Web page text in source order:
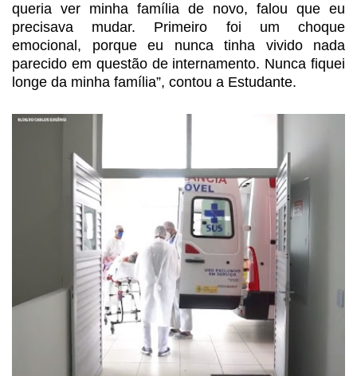
queria ver minha família de novo, falou que eu
precisava mudar. Primeiro foi um choque
emocional, porque eu nunca tinha vivido nada
parecido em questãode internamento. Nunca fiquei
longe da minha família”, contou a Estudante.